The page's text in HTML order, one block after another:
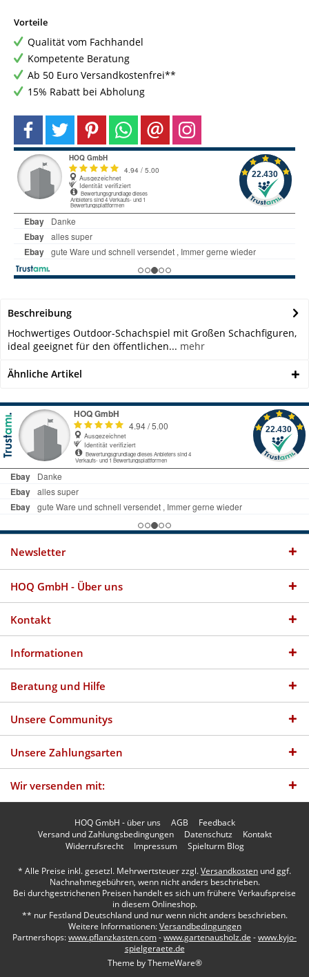
Vorteile
Qualität vom Fachhandel
Kompetente Beratung
Ab 50 Euro Versandkostenfrei**
15% Rabatt bei Abholung
Beschreibung
Hochwertiges Outdoor-Schachspiel mit Großen Schachfiguren,
ideal geeignet für den öffentlichen... mehr
Ähnliche Artikel
Newsletter
HOQ GmbH - Über uns
Kontakt
Informationen
Beratung und Hilfe
Unsere Communitys
Unsere Zahlungsarten
Wir versenden mit:
HOQ GmbH - über uns AGB
Feedback
Versand und Zahlungsbedingungen
Datenschutz
Kontakt
Widerrufsrecht
Impressum Spielturm Blog
* Alle Preise inkl. gesetzl. Mehrwertsteuer zzgl.Versandkosten und ggf.
Nachnahmegebühren, wenn nicht anders beschrieben.
Bei durchgestrichenen Preisen handelt es sich um frühere Verkaufspreise
in diesem Onlineshop.
** nur Festland Deutschland und nur wenn nicht anders beschrieben.
Weitere Informationen:Versandbedingungen
Partnershops:www.pflanzkasten.com-www.gartenausholz.de -www.kyjo-
spielgeraete.de
Theme byThemeWare®